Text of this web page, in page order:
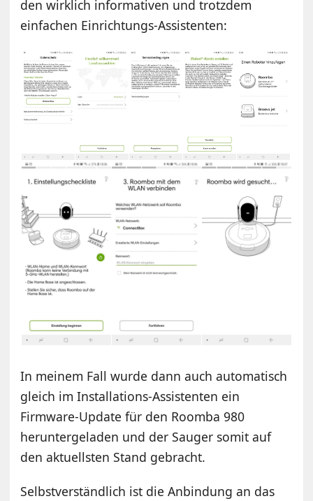
den wirklich informativen und trotzdem
einfachen Einrichtungs-Assistenten:
In meinem Fall wurde dann auch automatisch
gleich im Installations-Assistenten ein
Firmware-Update für den Roomba 980
heruntergeladen und der Sauger somit auf
den aktuellsten Stand gebracht.
Selbstverständlich ist die Anbindung an das